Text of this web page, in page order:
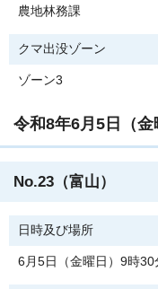
農地林務課
クマ出没ゾーン
ゾーン3
令和8年6月5日（金
No.23（富山）
日時及び場所
6月5日（金曜日）9時